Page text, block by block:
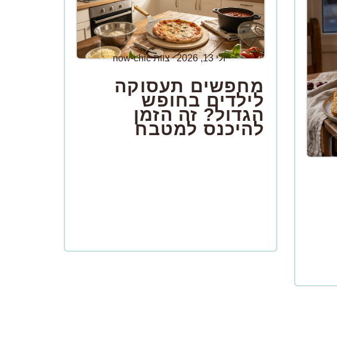
יולי 13, 2026 צוות now-chic
מחפשים תעסוקה
לילדים בחופש
הגדול? זה הזמן
להיכנס למטבח